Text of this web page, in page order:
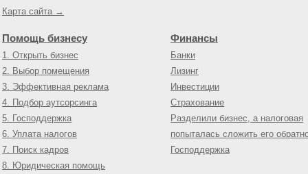
Карта сайта →
Помощь бизнесу
1. Открыть бизнес
2. Выбор помещения
3. Эффективная реклама
4. Подбор аутсорсинга
5. Господдержка
6. Уплата налогов
7. Поиск кадров
8. Юридическая помощь
Финансы
Банки
Лизинг
Инвестиции
Страхование
Разделили бизнес, а налоговая
попыталась сложить его
Господдержка